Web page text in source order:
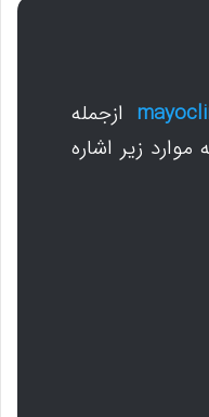
ازجمله
زیر اشاره